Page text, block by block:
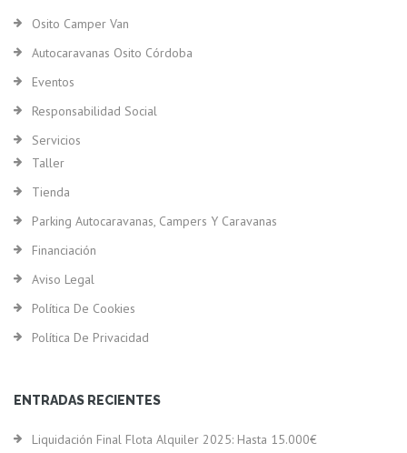
Osito Camper Van
Autocaravanas Osito Córdoba
Eventos
Responsabilidad Social
Servicios
Taller
Tienda
Parking Autocaravanas, Campers Y Caravanas
Financiación
Aviso Legal
Política De Cookies
Política De Privacidad
ENTRADAS RECIENTES
Liquidación Final Flota Alquiler 2025: Hasta 15.000€